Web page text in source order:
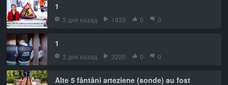
1
3 дня назад 1839 0 0
1
3 дня назад 3220 0 0
Alte 5 fântâni arteziene (sonde) au fost